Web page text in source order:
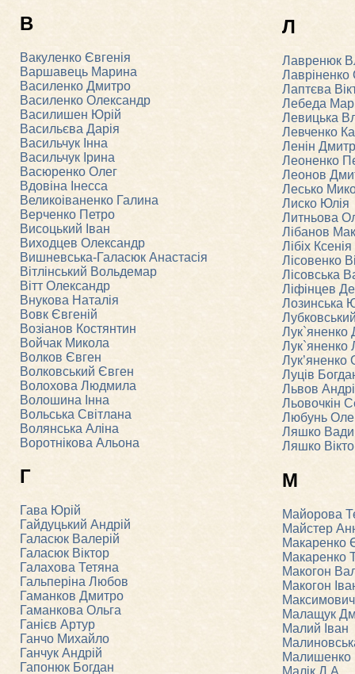
В
Вакуленко Євгенія
Варшавець Марина
Василенко Дмитро
Василенко Олександр
Василишен Юрій
Васильєва Дарія
Васильчук Інна
Васильчук Ірина
Васюренко Олег
Вдовіна Інесса
Великоіваненко Галина
Верченко Петро
Висоцький Іван
Виходцев Олександр
Вишневська-Галасюк Анастасія
Вітлінський Вольдемар
Вітт Олександр
Внукова Наталія
Вовк Євгеній
Возіанов Костянтин
Войчак Микола
Волков Євген
Волковський Євген
Волохова Людмила
Волошина Інна
Вольська Світлана
Волянська Аліна
Воротнікова Альона
Г
Гава Юрій
Гайдуцький Андрій
Галасюк Валерій
Галасюк Віктор
Галахова Тетяна
Гальперіна Любов
Гаманков Дмитро
Гаманкова Ольга
Ганієв Артур
Ганчо Михайло
Ганчук Андрій
Гапонюк Богдан
Л
Лавренюк
Лаптєва
Лебеда
Левицька
Левченко
Ленін
Леоненко
Леонов
Лесько
Лиско Юлія
Литньова
Лібанов
Лібіх Ксенія
Лісовенко
Лісовська
Ліфінцев
Лозинська
Лук`яненко
Лук`яненко
Лук’яненко
Луців
Львов
Льовочкін
Любунь
Ляшко
Ляшко
М
Майорова
Майстер
Макаренко
Макаренко
Макогон
Макогон
Максимович
Малащук
Малий Іван
Малишенко
Малік Д.А.